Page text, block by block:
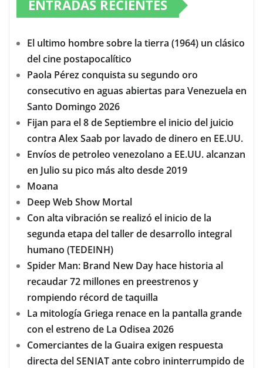
ENTRADAS RECIENTES
El ultimo hombre sobre la tierra (1964) un clásico
del cine postapocalítico
Paola Pérez conquista su segundo oro
consecutivo en aguas abiertas para Venezuela en
Santo Domingo 2026
Fijan para el 8 de Septiembre el inicio del juicio
contra Alex Saab por lavado de dinero en EE.UU.
Envíos de petroleo venezolano a EE.UU. alcanzan
en Julio su pico más alto desde 2019
Moana
Deep Web Show Mortal
Con alta vibración se realizó el inicio de la
segunda etapa del taller de desarrollo integral
humano (TEDEINH)
Spider Man: Brand New Day hace historia al
recaudar 72 millones en preestrenos y
rompiendo récord de taquilla
La mitología Griega renace en la pantalla grande
con el estreno de La Odisea 2026
Comerciantes de la Guaira exigen respuesta
directa del SENIAT ante cobro ininterrumpido de